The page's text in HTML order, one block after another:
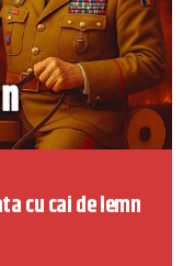
cu cai de lemn